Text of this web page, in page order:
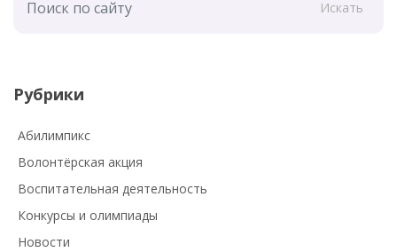
Искать
Рубрики
Абилимпикс
Волонтёрская акция
Воспитательная деятельность
Конкурсы и олимпиады
Новости